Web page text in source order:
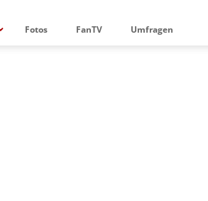
Fotos FanTV Umfragen